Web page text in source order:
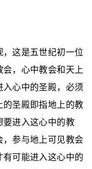
这是五世纪初一位
，心中教会和天上
心中的圣殿，必须
的圣殿即指地上的教
要进入这心中的教
，参与地上可见教会
可能进入这心中的